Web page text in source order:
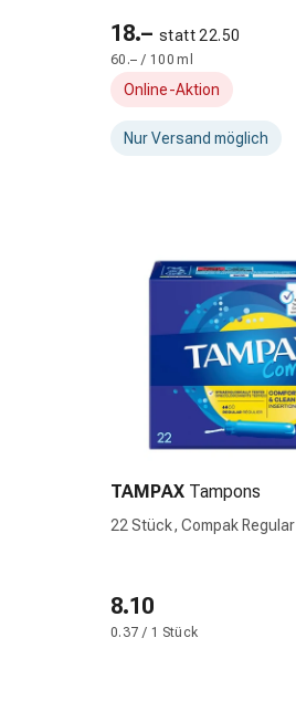
&
Hyperhidrose
Unreine
&
Naturmittel
Bachblütentherapie
Gemmotherapie
Homöopathie
Pflanzenheilkunde
Kräutermedizin
Salz
Spagyrik
Niere
18.– statt 22.50
60.– / 100 ml
Online-Aktion
Nur Versand möglich
TAMPAX Tampons
22 Stück, Compak Regular
8.10
0.37 / 1 Stück